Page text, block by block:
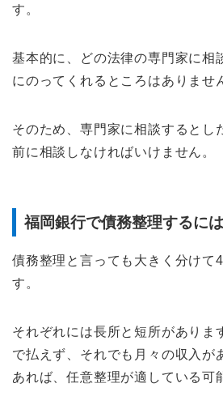
す。
基本的に、どの法律の専門家に相
にのってくれるところはありませ
そのため、専門家に相談するとし
前に相談しなければいけません。
福岡銀行で債務整理するには
債務整理と言っても大きく分けて
す。
それぞれには長所と短所がありま
で払えず、それでも月々の収入が
あれば、任意整理が適している可